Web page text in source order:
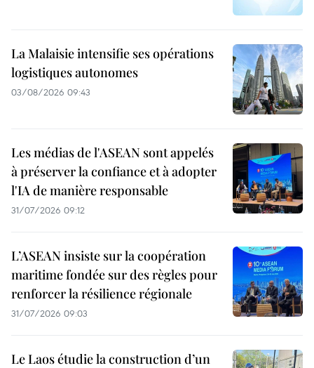
La Malaisie intensifie ses opérations
logistiques autonomes
03/08/2026 09:43
Les médias de l'ASEAN sont appelés
à préserver la confiance et à adopter
l'IA de manière responsable
31/07/2026 09:12
L’ASEAN insiste sur la coopération
maritime fondée sur des règles pour
renforcer la résilience régionale
31/07/2026 09:03
Le Laos étudie la construction d’un